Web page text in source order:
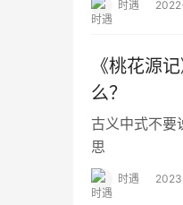
时遇
《桃花源
么？
古义中式不要
思
时遇